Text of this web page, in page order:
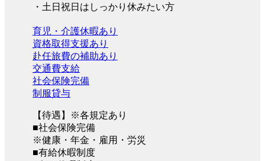
・土日祝日はしっかり休みたい方
育児・介護休暇あり
資格取得支援あり
赴任旅費の補助あり
交通費支給
社会保険完備
制服貸与
【待遇】※各規定あり
■社会保険完備
※健康・年金・雇用・労災
■有給休暇制度